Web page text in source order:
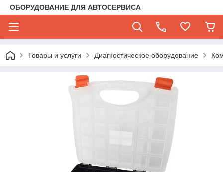
ОБОРУДОВАНИЕ ДЛЯ АВТОСЕРВИСА
Товары и услуги Диагностическое оборудование